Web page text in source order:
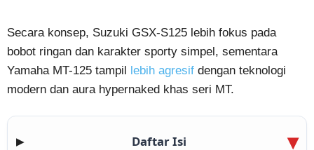
Secara konsep, Suzuki GSX-S125 lebih fokus pada
bobot ringan dan karakter sporty simpel, sementara
Yamaha MT-125 tampil lebih agresif dengan teknologi
modern dan aura hypernaked khas seri MT.
▶ Daftar Isi